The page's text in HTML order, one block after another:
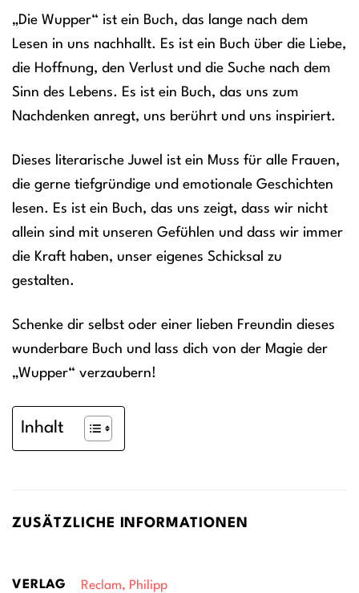
„Die Wupper“ ist ein Buch, das lange nach dem
Lesen in uns nachhallt. Es ist ein Buch über die Liebe,
die Hoffnung, den Verlust und die Suche nach dem
Sinn des Lebens. Es ist ein Buch, das uns zum
Nachdenken anregt, uns berührt und uns inspiriert.
Dieses literarische Juwel ist ein Muss für alle Frauen,
die gerne tiefgründige und emotionale Geschichten
lesen. Es ist ein Buch, das uns zeigt, dass wir nicht
allein sind mit unseren Gefühlen und dass wir immer
die Kraft haben, unser eigenes Schicksal zu
gestalten.
Schenke dir selbst oder einer lieben Freundin dieses
wunderbare Buch und lass dich von der Magie der
„Wupper“ verzaubern!
Inhalt
ZUSÄTZLICHE INFORMATIONEN
VERLAG Reclam, Philipp